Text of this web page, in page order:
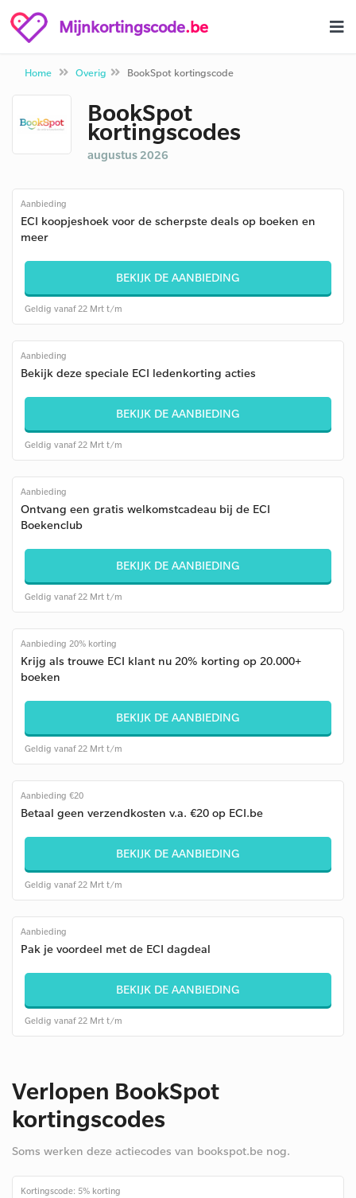
Mijnkortingscode.be
Home Overig BookSpot kortingscode
BookSpot
kortingscodes
augustus 2026
Aanbieding
ECI koopjeshoek voor de scherpste deals op boeken en
meer
BEKIJK DE AANBIEDING
Geldig vanaf 22 Mrt t/m
Aanbieding
Bekijk deze speciale ECI ledenkorting acties
BEKIJK DE AANBIEDING
Geldig vanaf 22 Mrt t/m
Aanbieding
Ontvang een gratis welkomstcadeau bij de ECI
Boekenclub
BEKIJK DE AANBIEDING
Geldig vanaf 22 Mrt t/m
Aanbieding 20% korting
Krijg als trouwe ECI klant nu 20% korting op 20.000+
boeken
BEKIJK DE AANBIEDING
Geldig vanaf 22 Mrt t/m
Aanbieding €20
Betaal geen verzendkosten v.a. €20 op ECI.be
BEKIJK DE AANBIEDING
Geldig vanaf 22 Mrt t/m
Aanbieding
Pak je voordeel met de ECI dagdeal
BEKIJK DE AANBIEDING
Geldig vanaf 22 Mrt t/m
Verlopen BookSpot
kortingscodes
Soms werken deze actiecodes van bookspot.be nog.
Kortingscode: 5% korting